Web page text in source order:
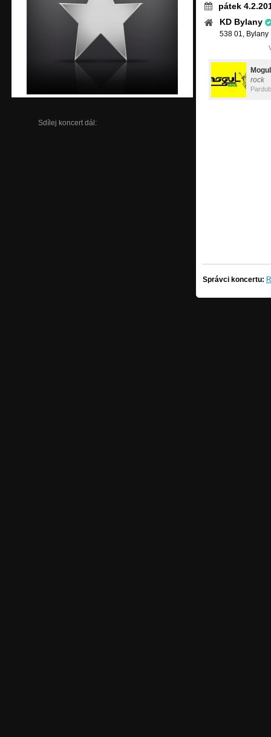
Sdílej koncert dál:
pátek
KD Bylany
538 01, Bylany
rock
Správci koncertu: